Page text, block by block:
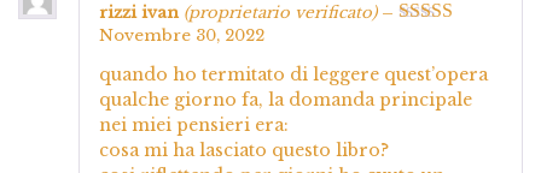
rizzi ivan (proprietario verificato) –
Novembre 30, 2022
quando ho termitato di leggere quest’opera
qualche giorno fa, la domanda principale
nei miei pensieri era:
cosa mi ha lasciato questo libro?